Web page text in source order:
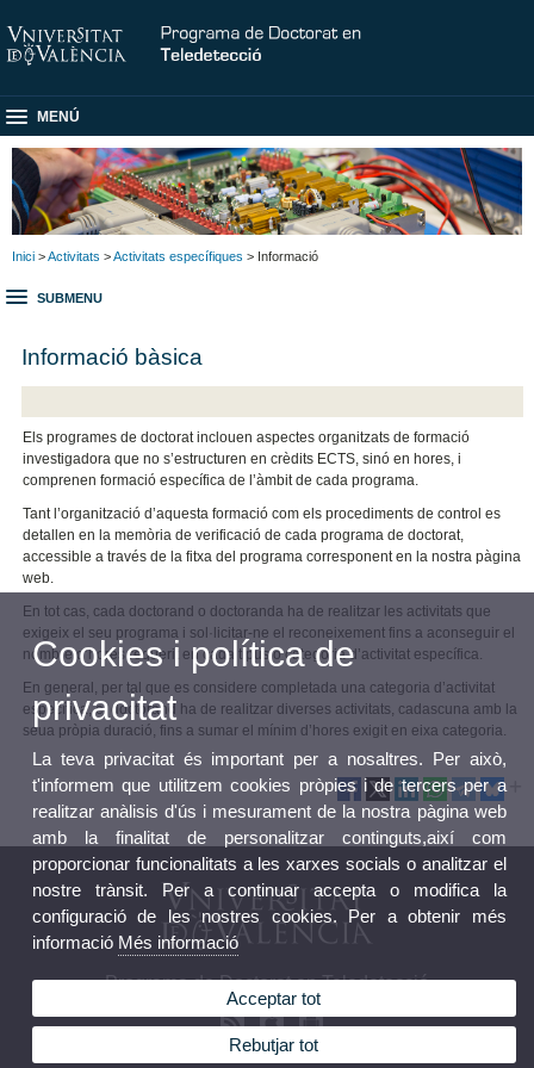
MENÚ
Inici >Activitats >Activitats específiques > Informació
SUBMENU
Informació bàsica
Els programes de doctorat inclouen aspectes organitzats de formació
investigadora que no s’estructuren en crèdits ECTS, sinó en hores, i
comprenen formació específica de l’àmbit de cada programa.
Tant l’organització d’aquesta formació com els procediments de control es
detallen en la memòria de verificació de cada programa de doctorat,
accessible a través de la fitxa del programa corresponent en la nostra pàgina
web.
En tot cas, cada doctorand o doctoranda ha de realitzar les activitats que
exigeix el seu programa i sol·licitar-ne el reconeixement fins a aconseguir el
nombre d’hores requerit en cada tipus o categoria d’activitat específica.
En general, per tal que es considere completada una categoria d’activitat
específica, el doctorand ha de realitzar diverses activitats, cadascuna amb la
seua pròpia duració, fins a sumar el mínim d’hores exigit en eixa categoria.
Programa de Doctorat en Teledetecció
Cookies i política de
privacitat
La teva privacitat és important per a nosaltres. Per això,
t'informem que utilitzem cookies pròpies i de tercers per a
realitzar anàlisis d'ús i mesurament de la nostra pàgina web
amb la finalitat de personalitzar continguts,així com
proporcionar funcionalitats a les xarxes socials o analitzar el
nostre trànsit. Per a continuar accepta o modifica la
configuració de les nostres cookies. Per a obtenir més
informació Més informació
Acceptar tot
Rebutjar tot